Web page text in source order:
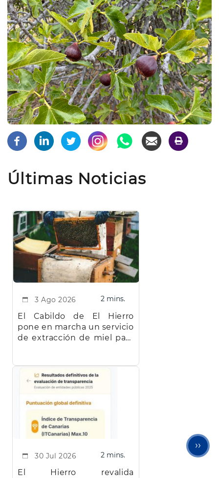
Últimas Noticias
3 Ago 2026 2 mins.
El Cabildo de El Hierro
pone en marcha un servicio
de extracción de miel para
30 Jul 2026 2 mins.
El Hierro revalida
››